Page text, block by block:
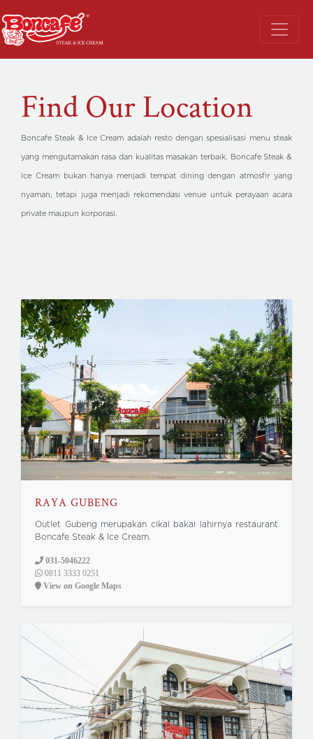
Find Our Location
Boncafe Steak & Ice Cream adalah resto dengan spesialisasi menu steak
yang mengutamakan rasa dan kualitas masakan terbaik. Boncafe Steak &
Ice Cream bukan hanya menjadi tempat dining dengan atmosfir yang
nyaman, tetapi juga menjadi rekomendasi venue untuk perayaan acara
private maupun korporasi.
RAYA GUBENG
Outlet Gubeng merupakan cikal bakal lahirnya restaurant
Boncafe Steak & Ice Cream.
031-5046222
0811 3333 0251
View on Google Maps